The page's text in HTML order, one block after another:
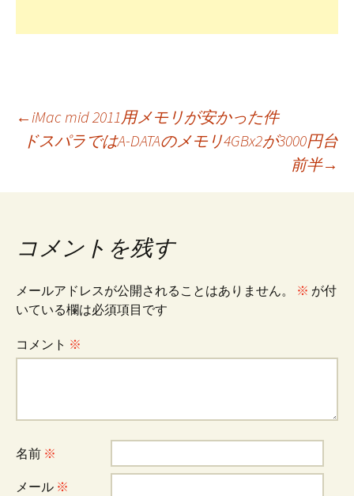
投
ビ
ゲ
ー
シ
ョ
←iMac mid 2011用メモリが安かった件
ドスパラではA-DATAのメモリ4GBx2が3000円台
前半→
コメントを残す
メールアドレスが公開されることはありません。 ※ が付
いている欄は必須項目です
コメント ※
名前 ※
メール ※